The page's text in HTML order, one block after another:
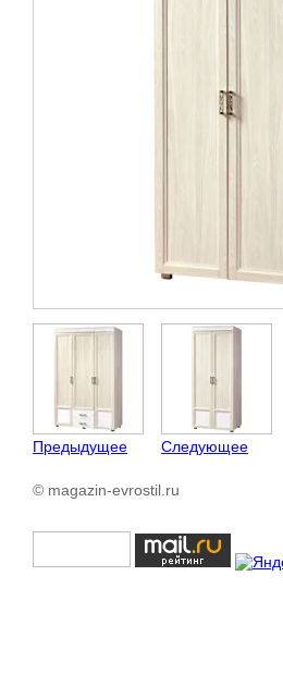
Предыдущее Следующее
© magazin-evrostil.ru